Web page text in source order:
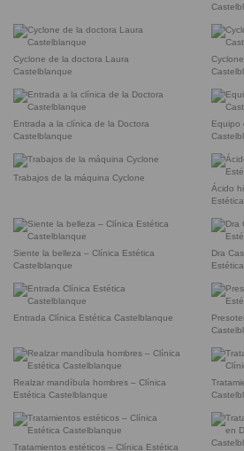
Cyclone de la doctora Laura
Castelblanque
Entrada a la clínica de la Doctora
Castelblanque
Equipo
Trabajos de la máquina Cyclone
Ácido
Siente la belleza – Clínica Estética
Castelblanque
Dra
Entrada Clínica Estética Castelblanque
Realzar mandíbula hombres – Clínica
Estética Castelblanque
Tratamientos estéticos – Clínica Estética